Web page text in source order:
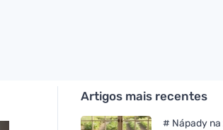
Artigos mais recentes
# Nápady